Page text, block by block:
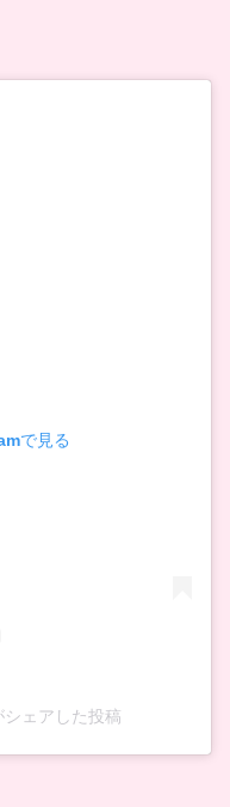
で見る
ェアした投稿